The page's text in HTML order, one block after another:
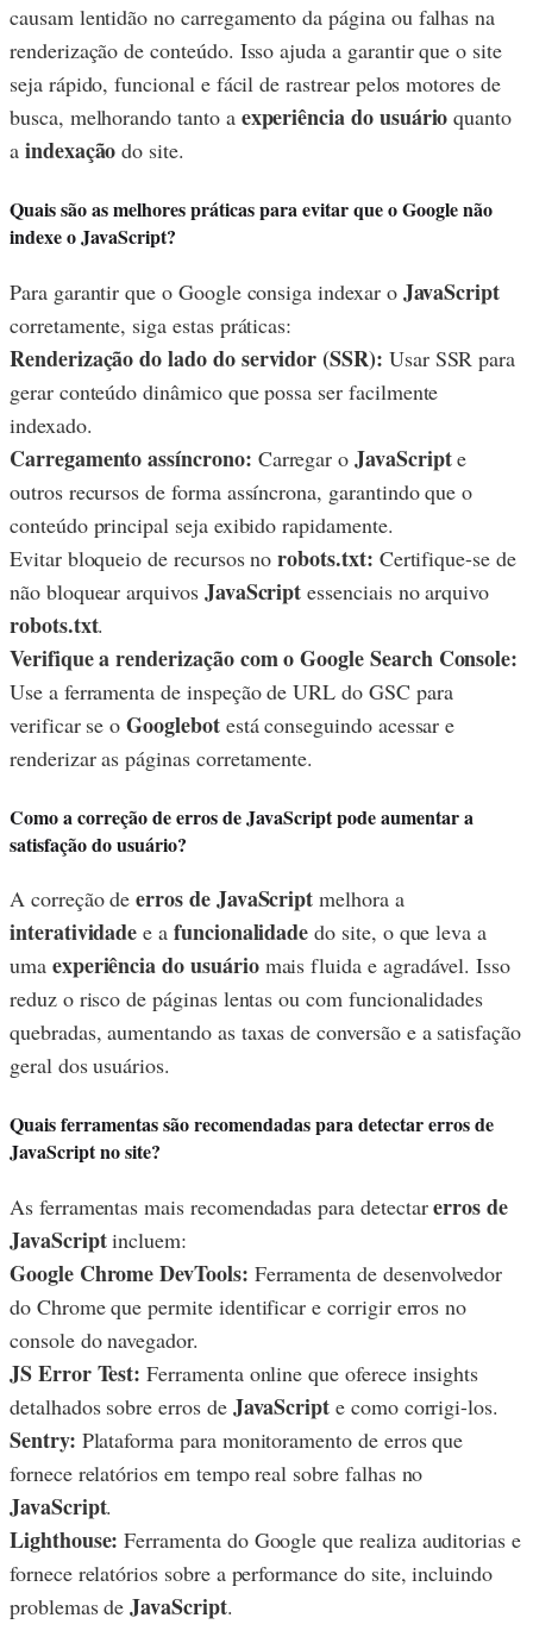
causam lentidão no carregamento da página ou falhas na
renderização de conteúdo. Isso ajuda a garantir que o site
seja rápido, funcional e fácil de rastrear pelos motores de
busca, melhorando tanto a experiência do usuário quanto
a indexação do site.
Quais são as melhores práticas para evitar que o Google não
indexe o JavaScript?
Para garantir que o Google consiga indexar o JavaScript
corretamente, siga estas práticas:
Renderização do lado do servidor (SSR): Usar SSR para
gerar conteúdo dinâmico que possa ser facilmente
indexado.
Carregamento assíncrono: Carregar oJavaScripte
outros recursos de forma assíncrona, garantindo que o
conteúdo principal seja exibido rapidamente.
Evitar bloqueio de recursos norobots.txt: Certifique-se de
não bloquear arquivos JavaScript essenciais no arquivo
robots.txt.
Verifique a renderização com o Google Search Console:
Use a ferramenta de inspeção de URL do GSC para
verificar se oGooglebotestá conseguindo acessar e
renderizar as páginas corretamente.
Como a correção de erros de JavaScript pode aumentar a
satisfação do usuário?
A correção deerros de JavaScript melhora a
interatividade e a funcionalidade do site, o que leva a
uma experiência do usuáriomais fluida e agradável. Isso
reduz o risco de páginas lentas ou com funcionalidades
quebradas, aumentando as taxas de conversão e a satisfação
geral dos usuários.
Quais ferramentas são recomendadas para detectar erros de
JavaScript no site?
As ferramentas mais recomendadas para detectarerros de
JavaScriptincluem:
Google Chrome DevTools: Ferramenta de desenvolvedor
do Chrome que permite identificar e corrigir erros no
console do navegador.
JS Error Test: Ferramenta online que oferece insights
detalhados sobre erros de JavaScript e como corrigi-los.
Sentry: Plataforma para monitoramento de erros que
fornece relatórios em tempo real sobre falhas no
JavaScript.
Lighthouse: Ferramenta do Google que realiza auditorias e
fornece relatórios sobre a performance do site, incluindo
problemas deJavaScript.